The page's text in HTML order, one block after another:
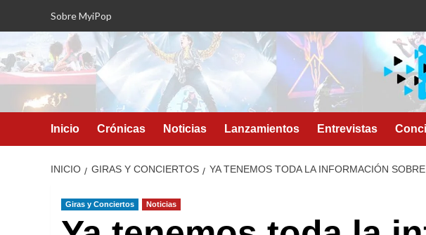
Sobre MyiPop
Inicio Crónicas Noticias Lanzamientos Entrevistas
INICIO GIRAS Y CONCIERTOS YA TENEMOS TODA LA INFORMACIÓN
Giras y Conciertos Noticias